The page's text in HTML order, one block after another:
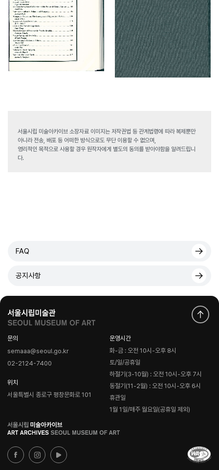
서울시립 미술아카이브 소장자료 이미지는 저작권법 등 관계법령에 따라 복제뿐만
아니라 전송, 배포 등 어떠한 방식으로도 무단 이용할 수 없으며,
영리적인 목적으로 사용할 경우 원작자에게 별도의 동의를 받아야함을 알려드립니
다.
FAQ
공지사항
문의
semaaa@seoul.go.kr
02-2124-7400
위치
서울특별시 종로구 평창문화로 101
운영시간
화-금 : 오전 10시-오후 8시
토/일/공휴일
하절기(3-10월) : 오전 10시-오후 7시
동절기(11-2월) : 오전 10시-오후 6시
휴관일
1월 1일/매주 월요일(공휴일 제외)
로
고